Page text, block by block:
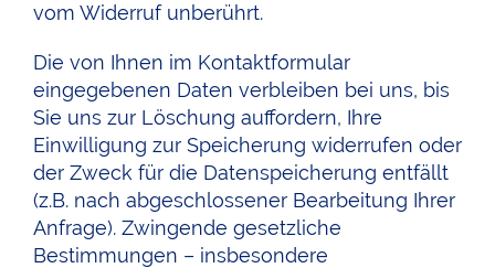
vom Widerruf unberührt.
Die von Ihnen im Kontaktformular
eingegebenen Daten verbleiben bei uns, bis
Sie uns zur Löschung auffordern, Ihre
Einwilligung zur Speicherung widerrufen oder
der Zweck für die Datenspeicherung entfällt
(z.B. nach abgeschlossener Bearbeitung Ihrer
Anfrage). Zwingende gesetzliche
Bestimmungen – insbesondere